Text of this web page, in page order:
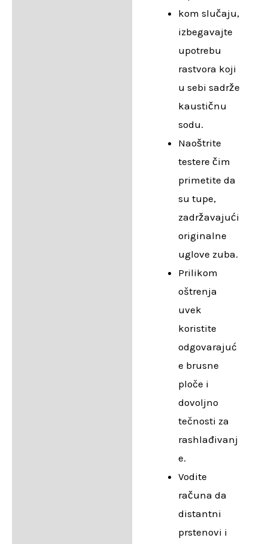
kom slučaju,
izbegavajte
upotrebu
rastvora koji
u sebi sadrže
kaustičnu
sodu.
Naoštrite
testere čim
primetite da
su tupe,
zadržavajući
originalne
uglove zuba.
Prilikom
oštrenja
uvek
koristite
odgovarajuć
e brusne
ploče i
dovoljno
tečnosti za
rashlađivanj
e.
Vodite
računa da
distantni
prstenovi i